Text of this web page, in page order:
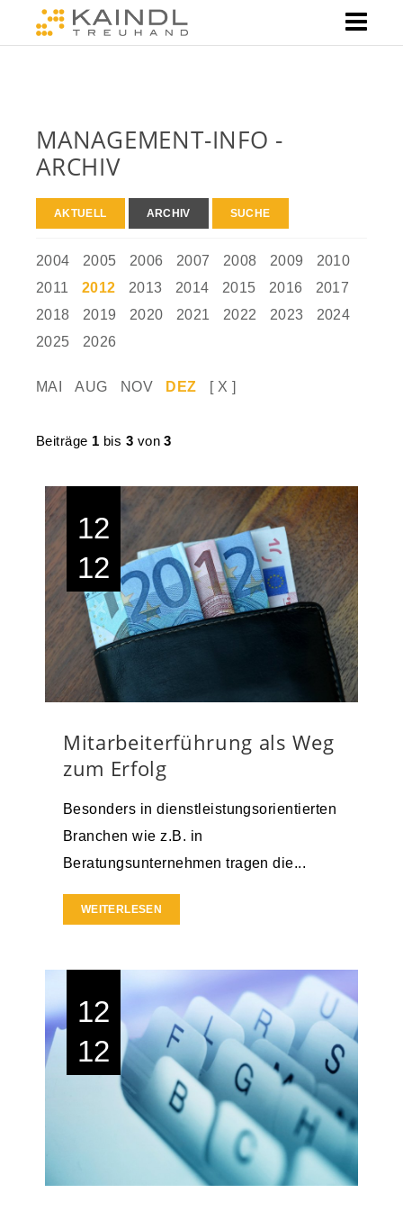
MANAGEMENT-INFO -
ARCHIV
AKTUELL ARCHIV SUCHE
2004 2005 2006 2007 2008 2009
2010
2011
2012 2013 2014 2015 2016
2017
2018
2019 2020 2021 2022 2023
2024
2025
2026
MAI AUG NOV DEZ [ X ]
Beiträge 1 bis 3 von3
12
12
Mitarbeiterführung als Weg
zum Erfolg
Besonders in dienstleistungsorientierten
Branchen wie z.B. in
Beratungsunternehmen tragen die...
WEITERLESEN
12
12